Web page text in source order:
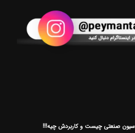
صنعتی چیست و کاربردش چیه!!!